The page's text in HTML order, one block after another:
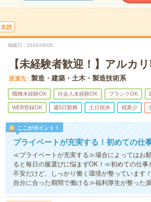
未読
掲載日 2026/08/06
【未経験者歓迎！】アルカ
派遣先 製造・建築・土木・製造技術系
職種未経験OK 社会人未経験OK ブランクOK
WEB登録OK 週5日勤務 土日祝休 残業少
ここがポイント！
プライベートが充実する！初めての仕
≪プライベートが充実する≫場合によってはお
ると毎日の服選びに悩まずOK！≪初めての仕
不安だけど、しっかり働く環境が整っていま
自分に合った期間で働ける≫福利厚生が整った